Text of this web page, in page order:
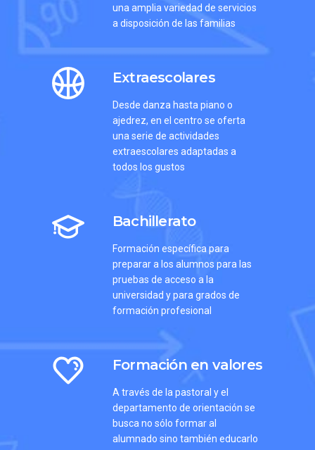
una amplia variedad de servicios
a disposición de las familias
Extraescolares
Desde danza hasta piano o
ajedrez, en el centro se oferta
una serie de actividades
extraescolares adaptadas a
todos los gustos
Bachillerato
Formación específica para
preparar a los alumnos para las
pruebas de acceso a la
universidad y para grados de
formación profesional
Formación en valores
A través de la pastoral y el
departamento de orientación se
busca no sólo formar al
alumnado sino también educarlo